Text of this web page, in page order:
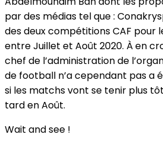
par des médias tel que :
des deux compétitions CAF pour
entre Juillet et Août 2020. À en
chef de l’administration de
de football n’a cependant pas a
si les matchs vont se tenir plus
tard en Août.
Wait and see !